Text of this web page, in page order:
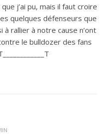
j’ai pu, mais il faut croire
quelques défenseurs que
à rallier à notre cause n’ont
le bulldozer des fans